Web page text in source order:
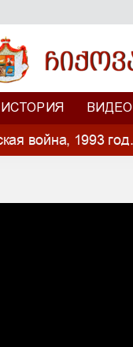
ИСТОРИЯ ВИДЕО
война, 1993 год.